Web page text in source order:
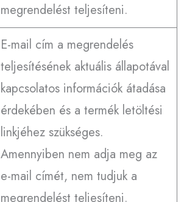
megrendelést teljesíteni.
E-mail cím a megrendelés
teljesítésének aktuális állapotával
kapcsolatos információk átadása
érdekében és a termék letöltési
linkjéhez szükséges.
Amennyiben nem adja meg az
e-mail címét, nem tudjuk a
megrendelést teljesíteni.